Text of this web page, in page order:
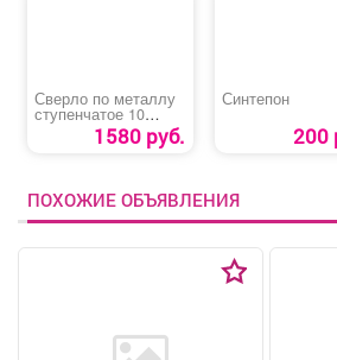
Сверло по металлу
ступенчатое 10
ступеней «MATRIX»
1580 руб.
Синтепон
200
ПОХОЖИЕ ОБЪЯВЛЕНИЯ